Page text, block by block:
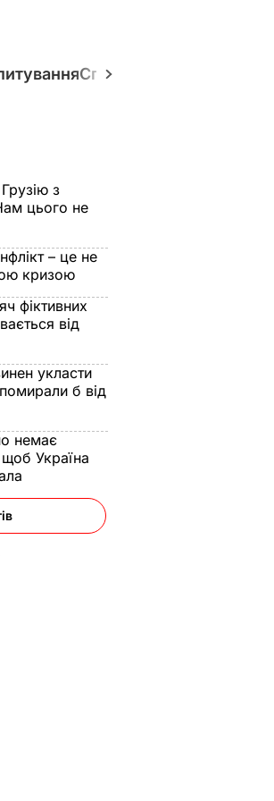
Спецпроєкти
з
цього не
– це не
кризою
фіктивних
від
укласти
б від
немає
Україна